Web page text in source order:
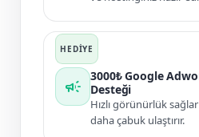
campaign
3000₺ Google
Desteği
Hızlı görünürlük
daha çabuk ulaştırır.